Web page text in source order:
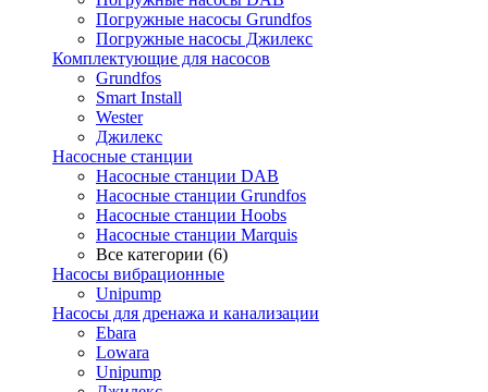
Погружные насосы Grundfos
Погружные насосы Джилекс
Комплектующие для насосов
Grundfos
Smart Install
Wester
Джилекс
Насосные станции
Насосные станции DAB
Насосные станции Grundfos
Насосные станции Hoobs
Насосные станции Marquis
Все категории (6)
Насосы вибрационные
Unipump
Насосы для дренажа и канализации
Ebara
Lowara
Unipump